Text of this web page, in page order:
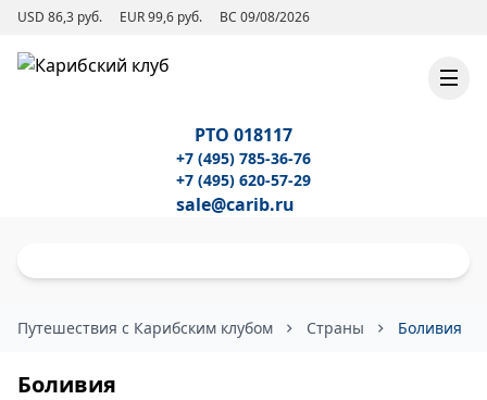
USD 86,3 руб. EUR 99,6 руб. ВС 09/08/2026
РТО 018117
+7 (495) 785-36-76
+7 (495) 620-57-29
sale@carib.ru
Путешествия с Карибским клубом Страны Боливия
Боливия